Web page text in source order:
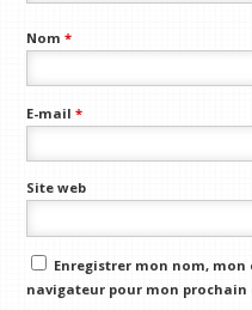
Nom*
E-mail*
Site web
Enregistrer mon nom,
navigateur pour mon